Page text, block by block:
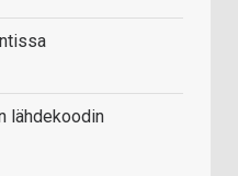
lähdekoodin